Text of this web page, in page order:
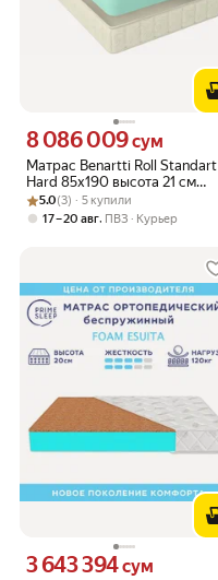
Матрас Benartti Roll Standart
Hard 85х190 высота 21 см
анатомический жесткий
средней жесткости
Цена 8086009 сум вместо
8 086 009сум
Рейтинг товара: 5.0 из 5
Оценок: (3) · 5 купили
5.0(3) · 5 купили
17 – 20 авг, ПВЗ Курьер
Цена 3643394 сум вместо
3 643 394сум